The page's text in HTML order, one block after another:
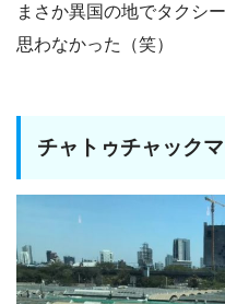
まさか異国の地でタクシ
思わなかった（笑）
チャトゥチャック